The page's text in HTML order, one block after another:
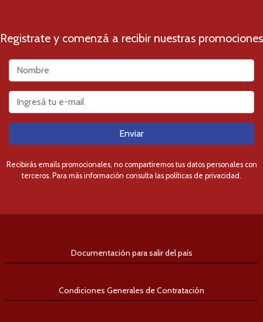
Registrate y comenzá a recibir nuestras promociones
Enviar
Recibirás emails promocionales, no compartiremos tus datos personales con
terceros. Para más información consulta las políticas de privacidad.
Documentación para salir del país
Condiciones Generales de Contratación